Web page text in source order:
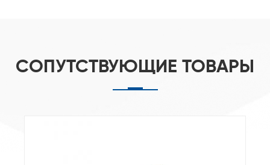
СОПУТСТВУЮЩИЕ ТОВАРЫ